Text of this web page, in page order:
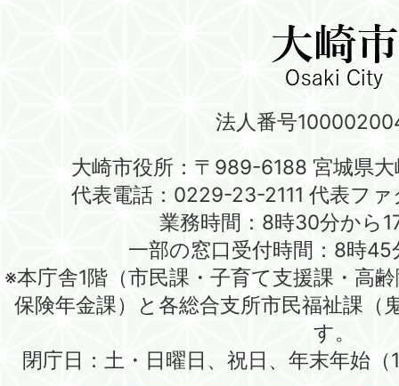
法人番号
大崎市役所：〒989-6188 宮城県大
代表電話：0229-23-2111 代表フ
業務時間：8時30分から
一部の窓口受付時間：8時
※本庁舎1階（市民課・子育て支援課・高
保険年金課）と各総合支所市民福祉課（
す。
閉庁日：土・日曜日、祝日、年末年始